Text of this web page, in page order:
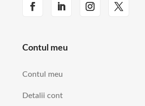
Contul meu
Contul meu
Detalii cont